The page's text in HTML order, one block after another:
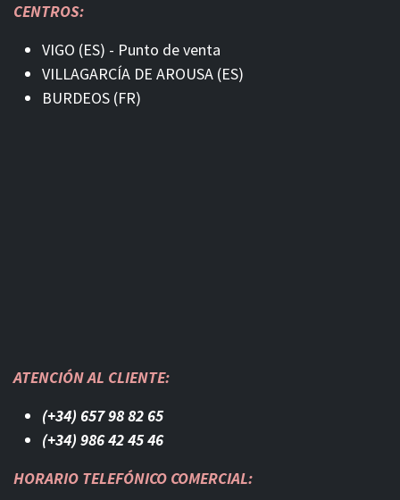
CENTROS:
VIGO (ES) - Punto de venta
VILLAGARCÍA DE AROUSA (ES)
BURDEOS (FR)
ATENCIÓN AL CLIENTE:
(+34) 657 98 82 65
(+34) 986 42 45 46​
HORARIO TELEFÓNICO COMERCIAL: